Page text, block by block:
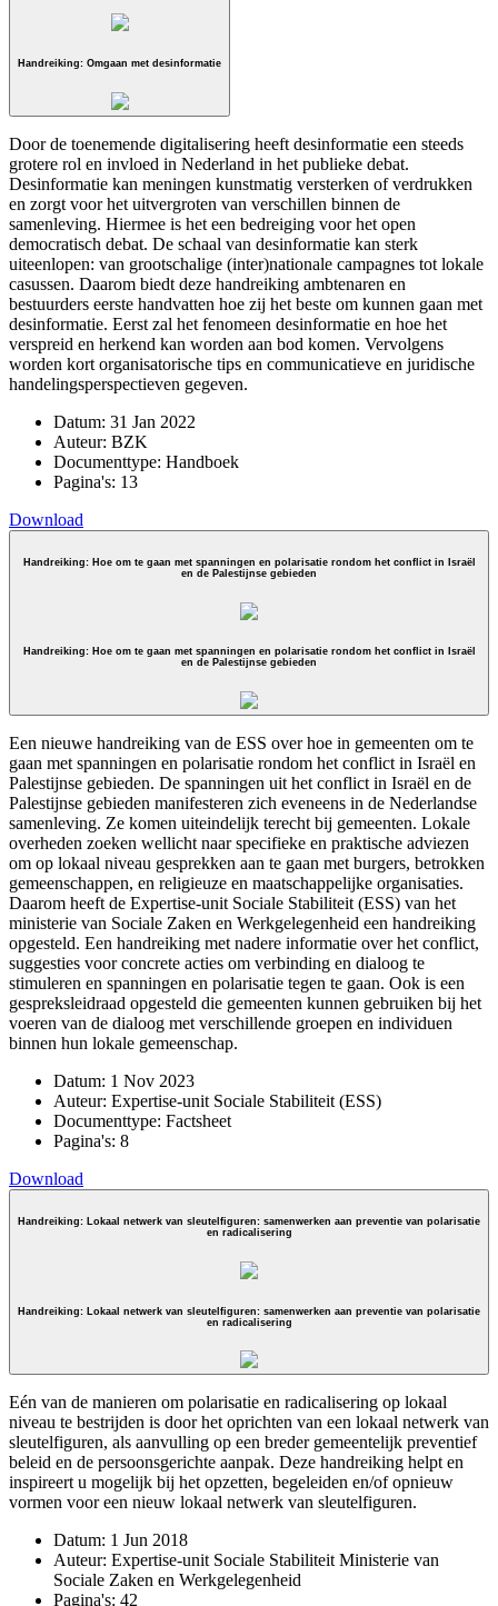
Handreiking: Omgaan met desinformatie
Door de toenemende digitalisering heeft desinformatie een steeds
grotere rol en invloed in Nederland in het publieke debat.
Desinformatie kan meningen kunstmatig versterken of verdrukken
en zorgt voor het uitvergroten van verschillen binnen de
samenleving. Hiermee is het een bedreiging voor het open
democratisch debat. De schaal van desinformatie kan sterk
uiteenlopen: van grootschalige (inter)nationale campagnes tot lokale
casussen. Daarom biedt deze handreiking ambtenaren en
bestuurders eerste handvatten hoe zij het beste om kunnen gaan met
desinformatie. Eerst zal het fenomeen desinformatie en hoe het
verspreid en herkend kan worden aan bod komen. Vervolgens
worden kort organisatorische tips en communicatieve en juridische
handelingsperspectieven gegeven.
Datum: 31 Jan 2022
Auteur: BZK
Documenttype: Handboek
Pagina's: 13
Download
Handreiking: Hoe om te gaan met spanningen en polarisatie rondom het conflict in Israël
en de Palestijnse gebieden
Handreiking: Hoe om te gaan met spanningen en polarisatie rondom het conflict in Israël
en de Palestijnse gebieden
Een nieuwe handreiking van de ESS over hoe in gemeenten om te
gaan met spanningen en polarisatie rondom het conflict in Israël en
Palestijnse gebieden. De spanningen uit het conflict in Israël en de
Palestijnse gebieden manifesteren zich eveneens in de Nederlandse
samenleving. Ze komen uiteindelijk terecht bij gemeenten. Lokale
overheden zoeken wellicht naar specifieke en praktische adviezen
om op lokaal niveau gesprekken aan te gaan met burgers, betrokken
gemeenschappen, en religieuze en maatschappelijke organisaties.
Daarom heeft de Expertise-unit Sociale Stabiliteit (ESS) van het
ministerie van Sociale Zaken en Werkgelegenheid een handreiking
opgesteld. Een handreiking met nadere informatie over het conflict,
suggesties voor concrete acties om verbinding en dialoog te
stimuleren en spanningen en polarisatie tegen te gaan. Ook is een
gespreksleidraad opgesteld die gemeenten kunnen gebruiken bij het
voeren van de dialoog met verschillende groepen en individuen
binnen hun lokale gemeenschap.
Datum: 1 Nov 2023
Auteur: Expertise-unit Sociale Stabiliteit (ESS)
Documenttype: Factsheet
Pagina's: 8
Download
Handreiking: Lokaal netwerk van sleutelfiguren: samenwerken aan preventie van polarisatie
en radicalisering
Handreiking: Lokaal netwerk van sleutelfiguren: samenwerken aan preventie van polarisatie
en radicalisering
Eén van de manieren om polarisatie en radicalisering op lokaal
niveau te bestrijden is door het oprichten van een lokaal netwerk van
sleutelfiguren, als aanvulling op een breder gemeentelijk preventief
beleid en de persoonsgerichte aanpak. Deze handreiking helpt en
inspireert u mogelijk bij het opzetten, begeleiden en/of opnieuw
vormen voor een nieuw lokaal netwerk van sleutelfiguren.
Datum: 1 Jun 2018
Auteur: Expertise-unit Sociale Stabiliteit Ministerie van
Sociale Zaken en Werkgelegenheid
Pagina's: 42